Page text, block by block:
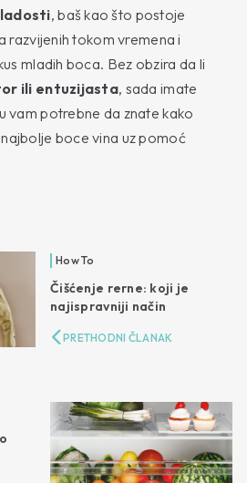
, baš kao što postoje
razvijenih tokom vremena i
mladih boca. Bez obzira da li
ili entuzijasta, sada imate
vam potrebne da znate kako
boce vina uz pomoć
How To
Čišćenje rerne: koji je
najispravniji način
PRETHODNI ČLANAK